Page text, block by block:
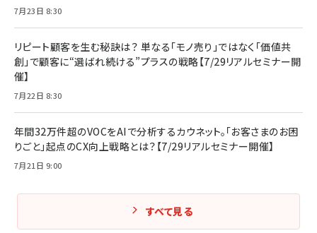
7月23日 8:30
リピート顧客を生む秘訣は？ 単なる「モノ売り」ではなく「価値共
創」で顧客に“選ばれ続ける”プラスの戦略【7/29リアルセミナー開
催】
7月22日 8:30
年間32万件超のVOCをAIで分析するカウネット。「お客さまのお困
りごと」起点のCX向上戦略とは？【7/29リアルセミナー開催】
7月21日 9:00
すべて見る